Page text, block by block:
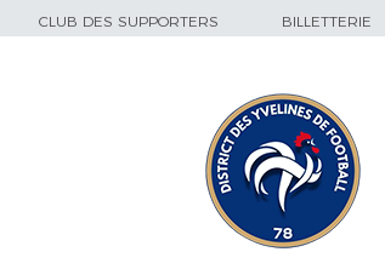
CLUB DES SUPPORTERS BILLETTERIE